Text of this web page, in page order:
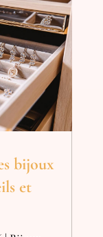
bijoux
et